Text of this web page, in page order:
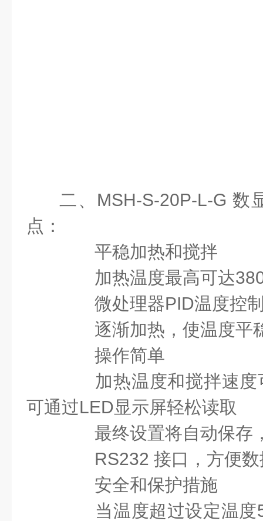
二、MSH-S-20P-L-G 数
点：
平稳加热和搅拌
加热温度最高可达
微处理器PID温度控
逐渐加热，使温度平
操作简单
加热温度和搅拌速度
可通过LED显示屏轻松读取
最终设置将自动保存
RS232 接口，方便数
安全和保护措施
当温度超过设定温度